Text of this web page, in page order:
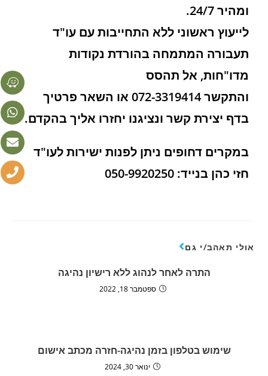
ומהיר 24/7.
לייעוץ ראשוני ללא התחייבות עם עו"ד
תעבורה המתמחה בהורדת נקודות
מדו"חות, אל תהסס
והתקשר 072-3319414 או השאר פרטיך
בדף יצירת קשר ונציגנו יחזרו אליך בהקדם.
במקרים דחופים ניתן לפנות ישירות לעו"ד
חזי כהן בנייד: 050-9920250
אולי תאהב/י גם
התרה לאחר לנהוג ללא רישיון נהיגה
ספטמבר 18, 2022
שימוש בטלפון בזמן נהיגה-חזרה מכתב אישום
ינואר 30, 2024